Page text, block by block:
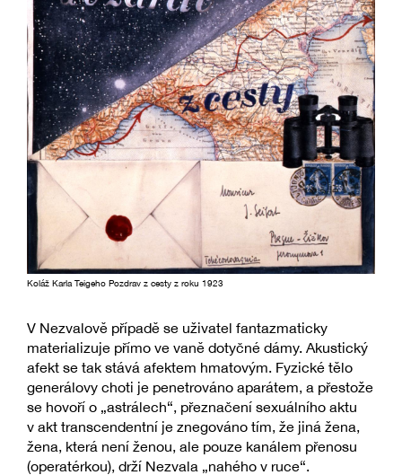
Koláž Karla Teigeho Pozdrav z cesty z roku 1923
V Nezvalově případě se uživatel fantazmaticky
materializuje přímo ve vaně dotyčné dámy. Akustický
afekt se tak stává afektem hmatovým. Fyzické tělo
generálovy choti je penetrováno aparátem, a přestože
se hovoří o „astrálech“, přeznačení sexuálního aktu
v akt transcendentní je znegováno tím, že jiná žena,
žena, která není ženou, ale pouze kanálem přenosu
(operatérkou), drží Nezvala „nahého v ruce“.